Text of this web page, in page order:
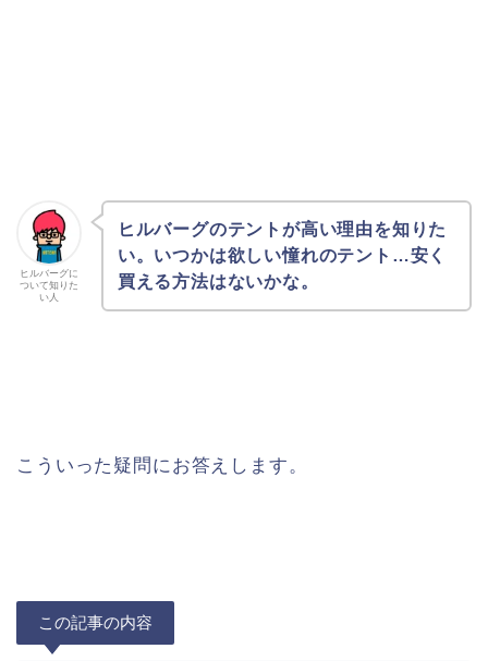
ヒルバーグに
ついて知りた
い人
ヒルバーグのテントが高い理由を知りた
い。いつかは欲しい憧れのテント…安く
買える方法はないかな。
こういった疑問にお答えします。
この記事の内容